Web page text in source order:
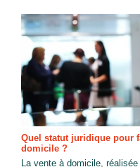
Quel statut juridique pour
domicile ?
La vente à domicile,